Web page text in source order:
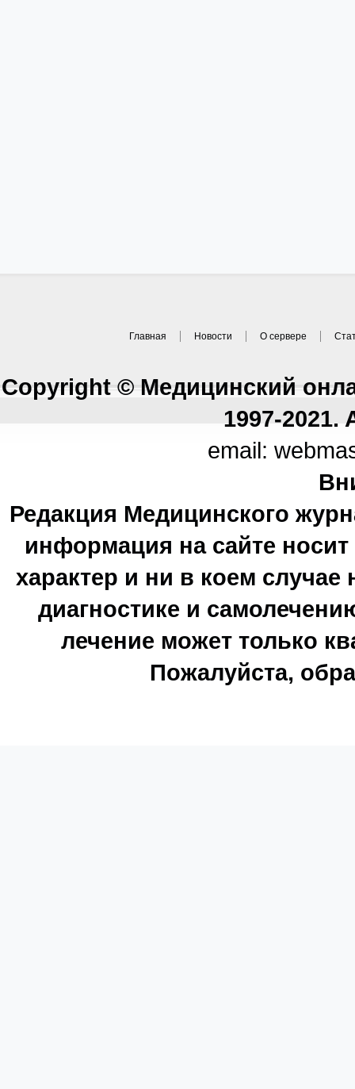
Главная Новости О сервере
Copyright © Медицинский
1997-2021.
email:
Редакция Медицинского
информация на сайте
характер и ни в коем
диагностике и
лечение может только
Пожалуйста,